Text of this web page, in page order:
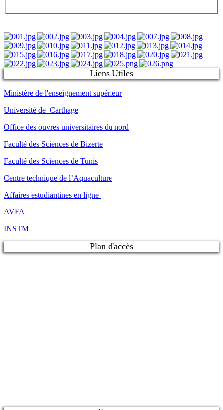
Liens Utiles
Ministère de l'enseignement supérieur
Université de Carthage
Office des ouvres universitaires du nord
Faculté des Sciences de Bizerte
Faculté des Sciences de Tunis
Centre technique de l’Aquaculture
Affaires estudiantines en ligne
AVFA
INSTM
Plan d'accès